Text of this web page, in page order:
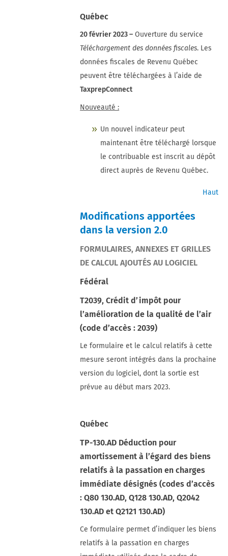
Québec
20 février 2023 – Ouverture du service
Téléchargement des données fiscales. Les
données fiscales de Revenu Québec
peuvent être téléchargées à l’aide de
TaxprepConnect
Nouveauté :
Un nouvel indicateur peut
maintenant être téléchargé lorsque
le contribuable est inscrit au dépôt
direct auprès de Revenu Québec.
Haut
Modifications apportées
dans la version 2.0
FORMULAIRES, ANNEXES ET GRILLES
DE CALCUL AJOUTÉS AU LOGICIEL
Fédéral
T2039, Crédit d’impôt pour
l’amélioration de la qualité de l’air
(code d’accès : 2039)
Le formulaire et le calcul relatifs à cette
mesure seront intégrés dans la prochaine
version du logiciel, dont la sortie est
prévue au début mars 2023.
Québec
TP-130.AD Déduction pour
amortissement à l’égard des biens
relatifs à la passation en charges
immédiate désignés (codes d’accès
: Q80 130.AD, Q128 130.AD, Q2042
130.AD et Q2121 130.AD)
Ce formulaire permet d’indiquer les biens
relatifs à la passation en charges